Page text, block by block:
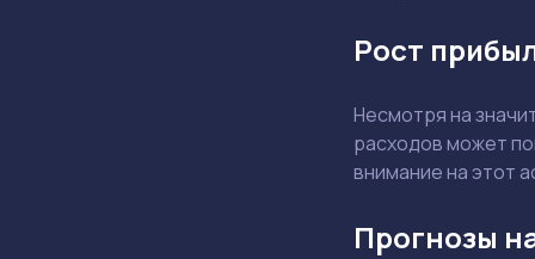
Рост
Несмотря на
расходов может
внимание на этот
Прогнозы